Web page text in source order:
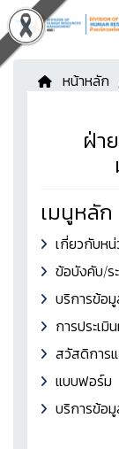
หน้าหลัก
ฝ่า
เมนูหลัก
เกี่ยวกับหน่
ข้อบังคับ/ร
บริการข้อ
การประเ
สวัสดิการแ
แบบฟอร์ม
บริการข้อ